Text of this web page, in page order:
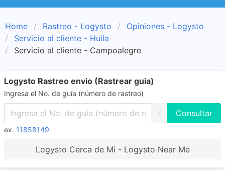
Home Rastreo - Logysto
Opiniones - Logysto
Servicio al cliente - Huila
Servicio al cliente - Campoalegre
Logysto Rastreo envio (Rastrear guia)
Ingresa el No. de guía (número de rastreo)
X
ex. 11858149
Logysto Cerca de Mi - Logysto Near Me